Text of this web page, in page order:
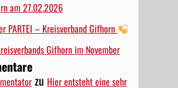
am 27.02.2026
PARTEI – Kreisverband Gifhorn
Gifhorn im November
zu Hier entsteht eine sehr